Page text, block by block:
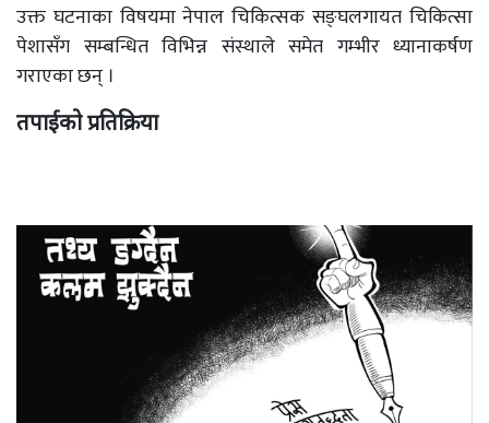
उक्त घटनाका विषयमा नेपाल चिकित्सक सङ्घलगायत चिकित्सा
पेशासँग सम्बन्धित विभिन्न संस्थाले समेत गम्भीर ध्यानाकर्षण
गराएका छन् ।
तपाईको प्रतिक्रिया